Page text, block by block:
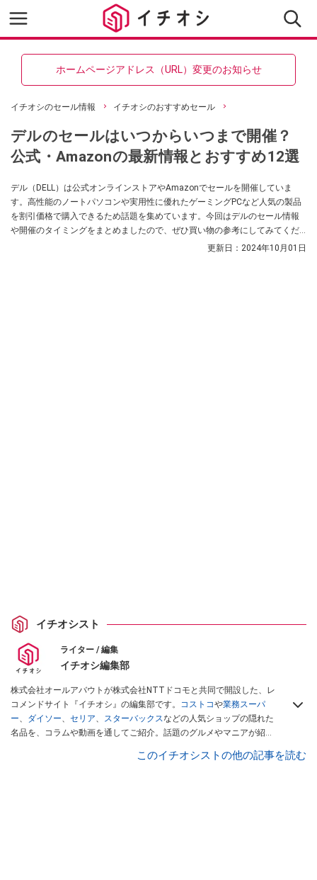
ホームページアドレス（URL）変更のお知らせ
イチオシのセール情報 イチオシのおすすめセール
デルのセールはいつからいつまで開催？
公式・Amazonの最新情報とおすすめ12選
デル（DELL）は公式オンラインストアやAmazonでセールを開催していま
す。高性能のノートパソコンや実用性に優れたゲーミングPCなど人気の製品
を割引価格で購入できるため話題を集めています。今回はデルのセール情報
や開催のタイミングをまとめましたので、ぜひ買い物の参考にしてみてくだ
更新日： 2024年10月01日
イチオシスト
ライター / 編集
イチオシ編集部
株式会社オールアバウトが株式会社NTTドコモと共同で開設した、レ
コメンドサイト『イチオシ』の編集部です。 コストコや業務スーパ
ー、 ダイソー、 セリア、 スターバックスなどの人気ショップの隠れた
名品を、コラムや動画を通してご紹介。話題のグルメやマニアが紹介
インフルエンサーが実際に使用してレビューしています。毎日トレン
このイチオシストの他の記事を読む